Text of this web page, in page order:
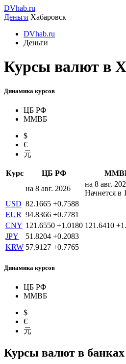
DVhab.ru
Деньги Хабаровск
DVhab.ru
Деньги
Курсы валют в
Динамика курсов
ЦБ РФ
ММВБ
$
€
元
Курс ЦБ РФ
на 8 авг. 2026
на 8 авг.
Начнется в
USD 82.1665 +0.7588
EUR 94.8366 +0.7781
CNY 121.6550 +1.0180 121.6410
JPY
51.8204 +0.2083
KRW 57.9127 +0.7765
Динамика курсов
ЦБ РФ
ММВБ
$
€
元
Курсы валют в банках